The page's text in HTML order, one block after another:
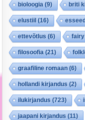
bioloogia (9) briti
elustiil (16)
ettevõtlus (6)
filosoofia (21)
graafiline romaan (6)
hollandi kirjandus (2)
ilukirjandus (723)
jaapani kirjandus (11)